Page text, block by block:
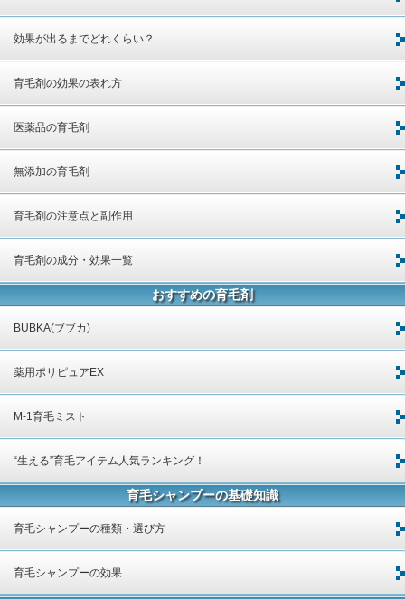
効果が出るまでどれくらい？
育毛剤の効果の表れ方
医薬品の育毛剤
無添加の育毛剤
育毛剤の注意点と副作用
育毛剤の成分・効果一覧
おすすめの育毛剤
BUBKA(ブブカ)
薬用ポリピュアEX
M-1育毛ミスト
“生える”育毛アイテム人気ランキング！
育毛シャンプーの基礎知識
育毛シャンプーの種類・選び方
育毛シャンプーの効果